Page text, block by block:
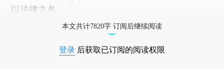
以法律之名。
本文共计7820字 订阅后继续阅读
登录 后获取已订阅的阅读权限